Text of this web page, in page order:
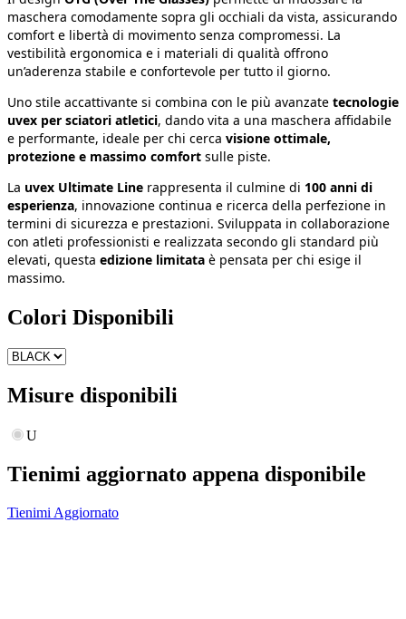
maschera comodamente sopra gli occhiali da vista, assicurando
comfort e libertà di movimento senza compromessi. La
vestibilità ergonomica e i materiali di qualità offrono
un’aderenza stabile e confortevole per tutto il giorno.
Uno stile accattivante si combina con le più avanzate tecnologie
uvex per sciatori atletici, dando vita a una maschera affidabile
e performante, ideale per chi cerca visione ottimale,
protezione e massimo comfort sulle piste.
La uvex Ultimate Line rappresenta il culmine di 100 anni di
esperienza, innovazione continua e ricerca della perfezione in
termini di sicurezza e prestazioni. Sviluppata in collaborazione
con atleti professionisti e realizzata secondo gli standard più
elevati, questa edizione limitata è pensata per chi esige il
massimo.
Colori Disponibili
Misure disponibili
U
Tienimi aggiornato appena disponibile
Tienimi Aggiornato